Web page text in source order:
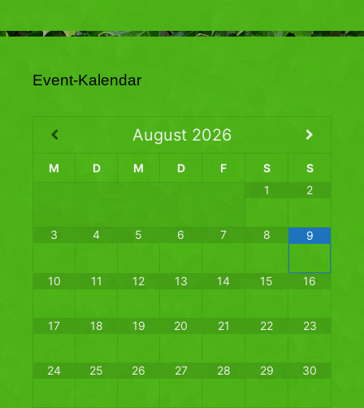
Event-Kalendar
August 2026
M D M D F S
S
1
2
3 4 5 6 7 8 9
10 11 12 13 14 15 16
17 18 19 20 21 22 23
24 25 26 27 28 29 30